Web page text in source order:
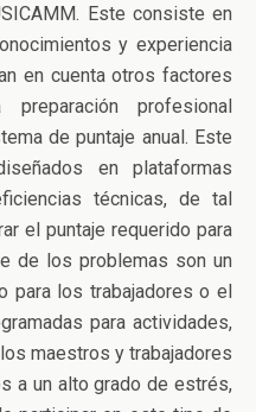
Este consiste en
y experiencia
en cuenta otros factores
profesional
de puntaje anual. Este
en plataformas
técnicas, de tal
el puntaje requerido para
de los problemas son un
para los trabajadores o el
para actividades,
maestros y trabajadores
a un alto grado de estrés,